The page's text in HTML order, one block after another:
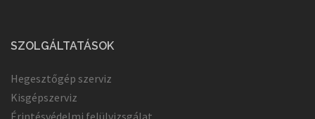
SZOLGÁLTATÁSOK
Hegesztőgép szerviz
Kisgépszerviz
Érintésvédelmi felülvizsgálat